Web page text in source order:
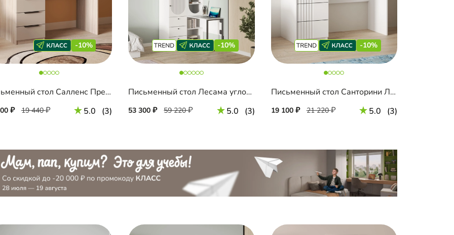
-10%
Письменный стол Салленс Премиум
19 440 5.0 (3)
-10%
Письменный стол Лесама угловой
53 300 59 220 5.0 (3)
-10%
Письменный стол Санторини Лайф
19 100 21 220 5.0 (3)